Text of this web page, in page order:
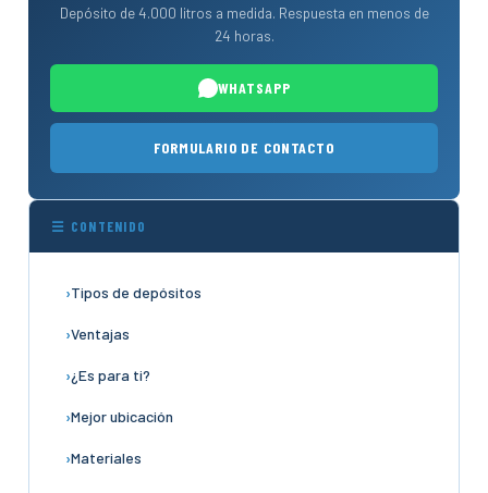
Depósito de 4.000 litros a medida. Respuesta en menos de
24 horas.
WHATSAPP
FORMULARIO DE CONTACTO
☰ CONTENIDO
Tipos de depósitos
Ventajas
¿Es para ti?
Mejor ubicación
Materiales